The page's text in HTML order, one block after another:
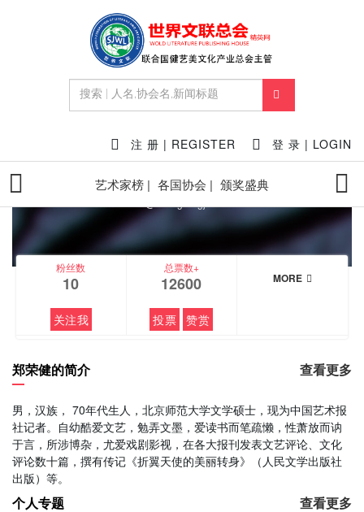
注 册 | REGISTER 登 录 | LOGIN
艺术家榜 | 各国协会 | 颁奖盛典
FEATURED
郑荣健
粉丝数
10
关注我
总票数+
12600
投票 赞赏
MORE
郑荣健的简介 查看更多
男，汉族， 70年代生人，北京师范大学文学硕士，现为中国艺术报
社记者。自幼酷爱文艺，勉弄文墨，爱读书而笔疏懒，性萧放而讷
于言，所涉博杂，尤爱戏剧影视，在各大报刊发表文艺评论、文化
评论数十篇，撰有传记《折翼天使的美丽转身》（人民文学出版社
出版）等。
个人专题 查看更多